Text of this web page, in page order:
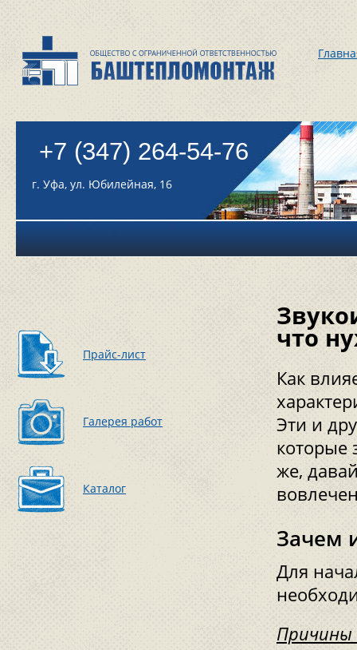
+7 (347) 264-54-76
г. Уфа, ул. Юбилейная, 16
Прайс-лист
Галерея работ
Каталог
что
Как
Эти и
которые
же,
Зачем
Для
Причины